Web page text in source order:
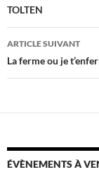
des
articles
TOLTEN
ARTICLE SUIVANT
La ferme ou je
ÉVÈNEMENTS À